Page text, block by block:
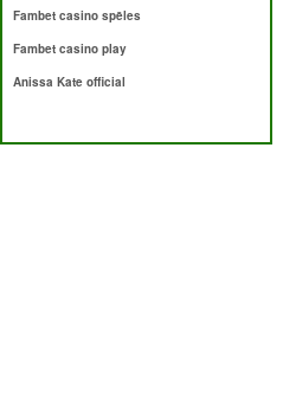
Fambet casino spēles
Fambet casino play
Anissa Kate official